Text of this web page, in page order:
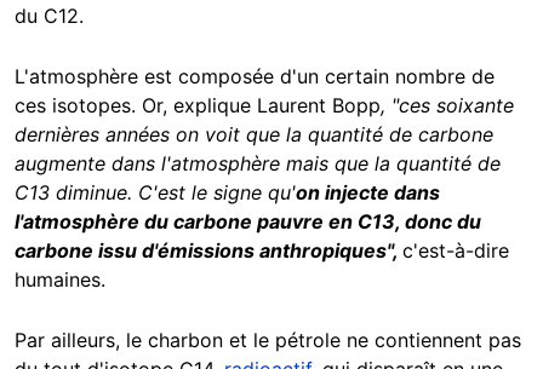
du C12.
L'atmosphère est composée d'un certain nombre de
ces isotopes. Or, explique Laurent Bopp, "ces soixante
dernières années on voit que la quantité de carbone
augmente dans l'atmosphère mais que la quantité de
C13 diminue. C'est le signe qu'on injecte dans
l'atmosphère du carbone pauvre en C13, donc du
carbone issu d'émissions anthropiques", c'est-à-dire
humaines.
Par ailleurs, le charbon et le pétrole ne contiennent pas